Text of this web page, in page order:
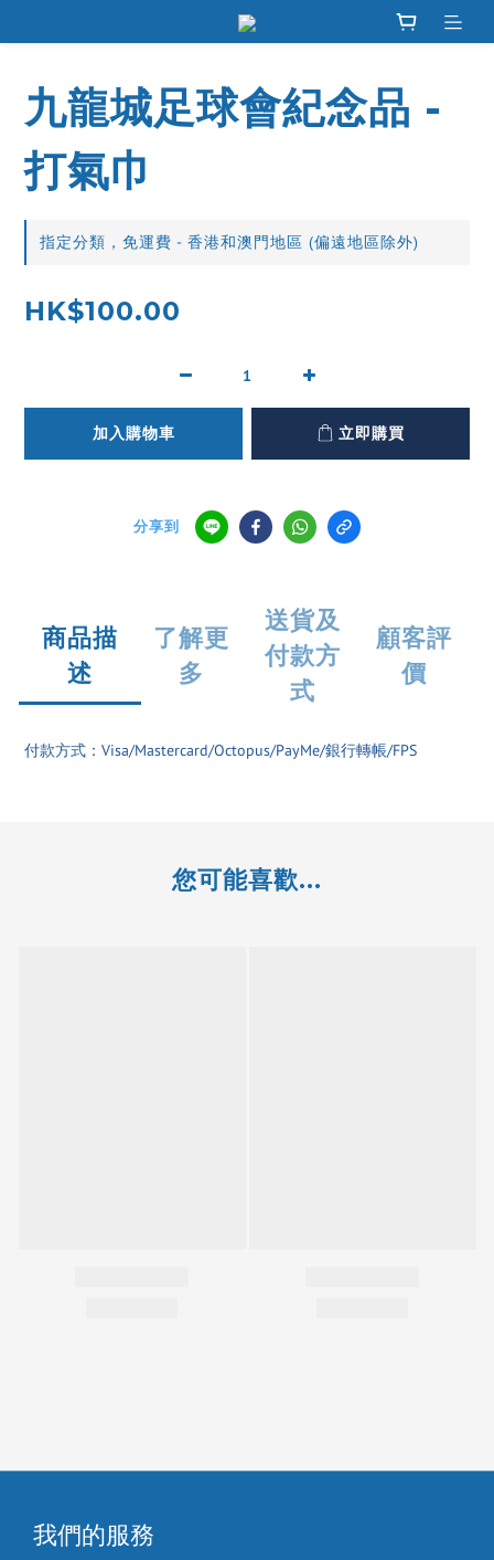
九龍城足球會紀念品 -
打氣巾
指定分類，免運費 - 香港和澳門地區 (偏遠地區除外)
HK$100.00
加入購物車 立即購買
分享到
商品描
述
了解更
多
送貨及
付款方
式
顧客評
價
付款方式：Visa/Mastercard/Octopus/PayMe/銀行轉帳/FPS
您可能喜歡...
我們的服務